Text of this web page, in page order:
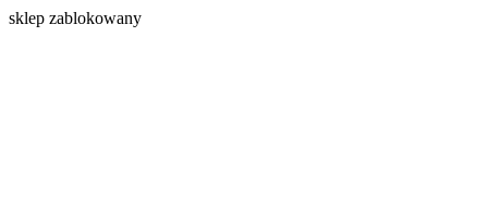
sklep zablokowany